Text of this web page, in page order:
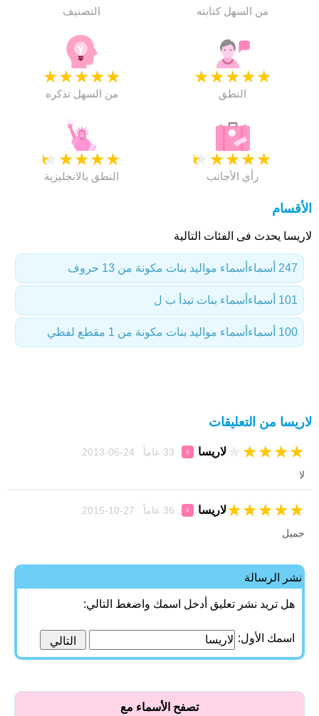
التصنيف من السهل كتابته
★
★
★
★
★
من السهل تذكره
★
★
★
★
★
النطق
★
★
★
★
★
النطق بالانجليزية
★
★
★
★
★
رأي الأجانب
الأقسام
لاريسا يحدث فى الفئات التالية
أسماء مواليد بنات مكونة من 13 حروف 247 أسماء
أسماء بنات تبدأ ب ل 101 أسماء
أسماء مواليد بنات مكونة من 1 مقطع لفظي 100 أسماء
لاريسا من التعليقات
لاريسا ♀ ★
★
★
★
لا
لاريسا ♀ ★
★
★
★
★
جميل
نشر الرسالة
هل تريد نشر تعليق أدخل اسمك واضغط التالي:
اسمك الأول:
تصفح الأسماء مع